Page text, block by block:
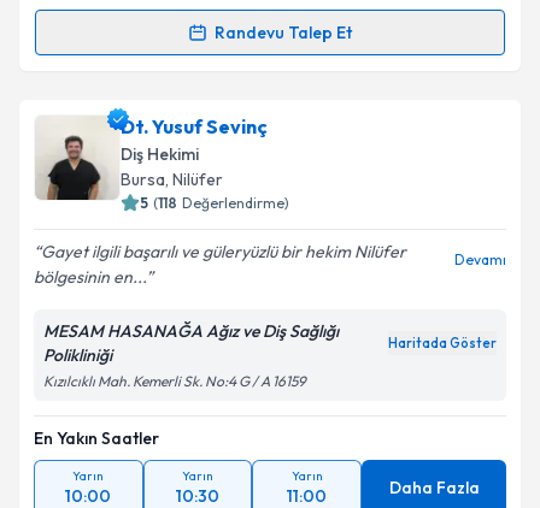
Kişisel verilerimin işlenmesine ilişkinAydınlatma
'ni okudum ve kişisel verilerimin belirtilen
kapsamda işlenmesini kabul ediyorum.
Takvim Talebini Gönder
Randevu Talep Et
Randevu Takvimi Talebi
Dt. Volkan Erdemliiçin randevu takvimi talebi
oluşturun. Size bu uzmandan randevu almanız için bir
takvim hazırlandığında e-posta ile bilgilendireceğiz.
Kişisel verilerimin işlenmesine ilişkin
Aydınlatma
kapsamda işlenmesini kabul ediyorum.
Takvim Talebini Gönder
Dt. Yusuf Sevinç
Diş Hekimi
Bursa, Nilüfer
5 (118 Değerlendirme)
Gayet ilgili başarılı ve güleryüzlü bir hekim Nilüfer
bölgesinin en...
Devamı
MESAM HASANAĞA Ağız ve Diş Sağlığı
Polikliniği
Haritada Göster
Kızılcıklı Mah. Kemerli Sk. No:4 G / A 16159
En Yakın Saatler
Yarın
10:00
Yarın
10:30
Yarın
11:00 Daha Fazla